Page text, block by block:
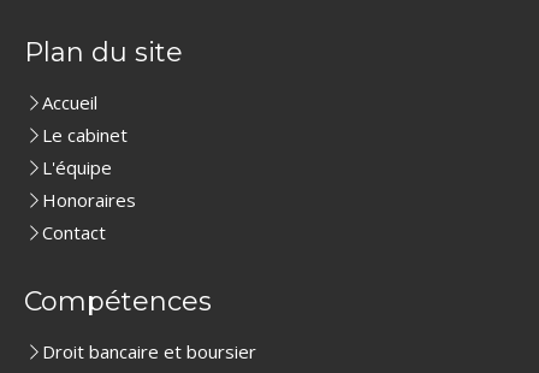
Plan du site
Accueil
Le cabinet
L'équipe
Honoraires
Contact
Compétences
Droit bancaire et boursier